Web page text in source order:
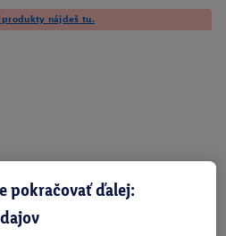
produkty nájdeš tu.
pokračovať ďalej: